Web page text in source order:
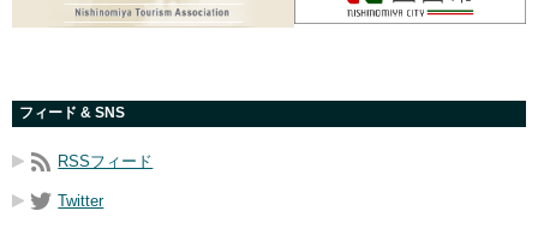
フィード & SNS
RSSフィード
Twitter